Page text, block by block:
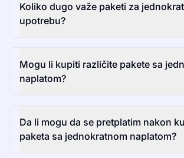
Koliko dugo važe paketi za
upotrebu?
Mogu li kupiti različite pakete sa
naplatom?
Da li mogu da se pretplatim nakon
paketa sa jednokratnom naplatom?